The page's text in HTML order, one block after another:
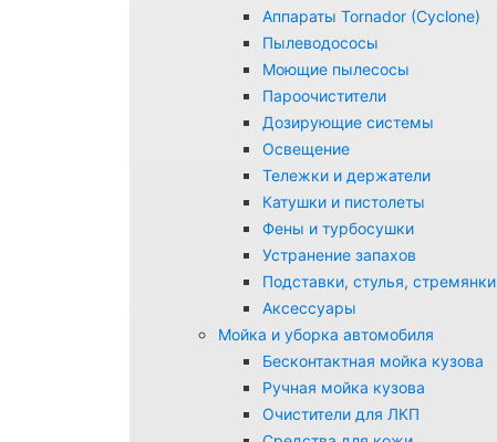
Аппараты Tornador (Cyclone)
Пылеводососы
Моющие пылесосы
Пароочистители
Дозирующие системы
Освещение
Тележки и держатели
Катушки и пистолеты
Фены и турбосушки
Устранение запахов
Подставки, стулья, стремянки
Аксессуары
Мойка и уборка автомобиля
Бесконтактная мойка кузова
Ручная мойка кузова
Очистители для ЛКП